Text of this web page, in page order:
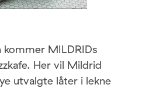
kommer MILDRIDs
Her vil Mildrid
utvalgte låter i lekne